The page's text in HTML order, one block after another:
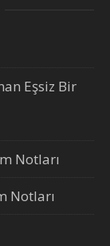
Eşsiz Bir
Notları
Notları